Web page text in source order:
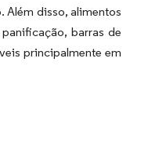
Além disso, alimentos
barras de
principalmente em